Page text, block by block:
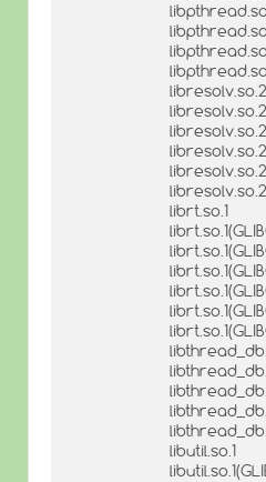
libresolv.so.2
librt.so.1
libutil.so.1